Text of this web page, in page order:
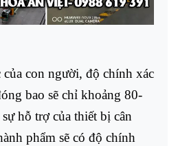
con người, độ chính xác
bao sẽ chỉ khoảng 80-
hỗ trợ của thiết bị cân
phẩm sẽ có độ chính